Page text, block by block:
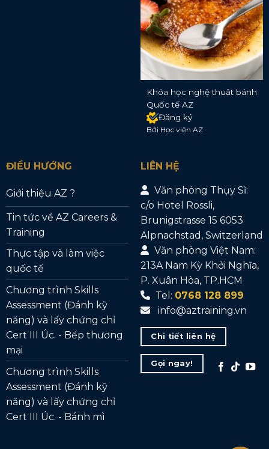
Khóa học nghệ thuật bánh
Quốc tế AZ
Đăng ký
Bởi Học viện AZ
ĐIỀU HƯỚNG
Giới thiệu AZ ?
Tin tức về AZ Careers &
Training
Thực tập và làm việc
quốc tế
Chương trình Skills
Assessment (Đánh kỹ
năng) và lấy chứng chỉ
Cert III Úc. - Bếp thương
mại
Chương trình Skills
Assessment (Đánh kỹ
năng) và lấy chứng chỉ
Cert III Úc. - Bánh mì
LIÊN HỆ
Văn phòng Thụy Sĩ:
c/o Hotel Rossli,
Brunigstrasse 15 6053
Alpnachstad, Switzerland
Văn phòng Việt Nam:
213A Nam Kỳ Khởi Nghĩa,
P. Xuân Hòa, TP.HCM
Tel: 0768 128 899
info@aztraining.vn
Chi tiết liên hệ
Gọi ngay!